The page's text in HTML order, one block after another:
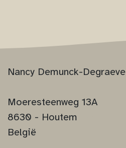
Nancy Demunck-Degraeve
Moeresteenweg 13A
8630 - Houtem
België